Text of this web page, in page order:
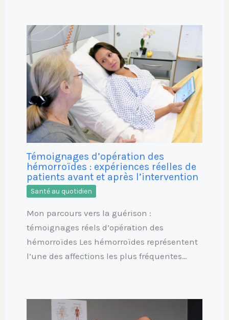
Témoignages d’opération des
hémorroïdes : expériences réelles de
patients avant et après l’intervention
Santé au quotidien
Mon parcours vers la guérison :
témoignages réels d’opération des
hémorroïdes Les hémorroïdes représentent
l’une des affections les plus fréquentes…